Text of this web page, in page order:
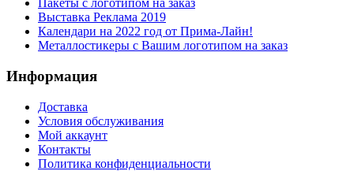
Пакеты с логотипом на заказ
Выставка Реклама 2019
Календари на 2022 год от Прима-Лайн!
Металлостикеры с Вашим логотипом на заказ
Информация
Доставка
Условия обслуживания
Мой аккаунт
Контакты
Политика конфиденциальности